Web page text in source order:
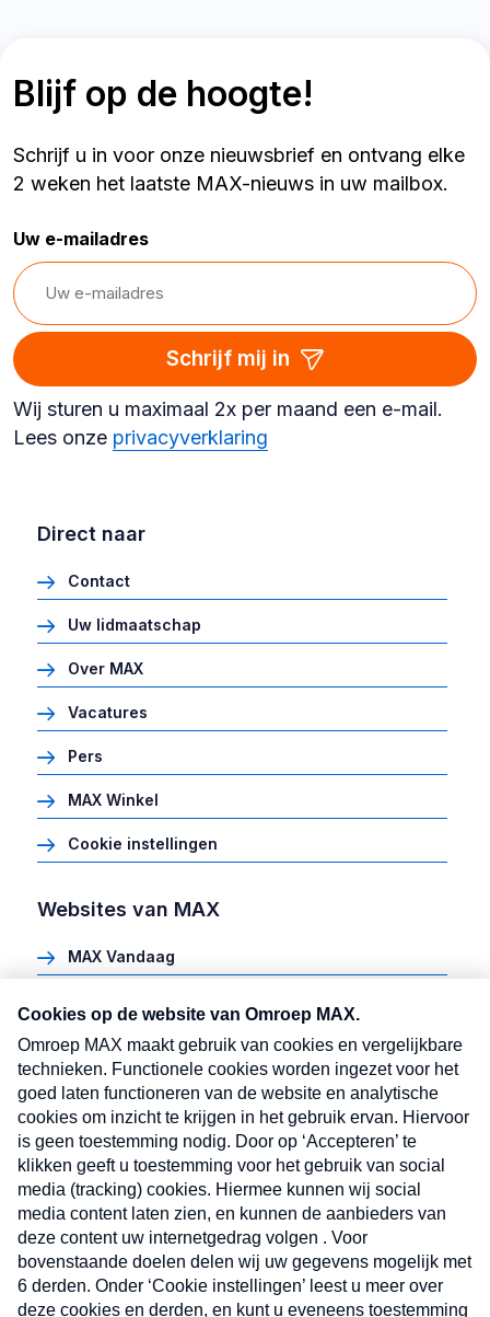
Blijf op de hoogte!
Schrijf u in voor onze nieuwsbrief en ontvang elke
2 weken het laatste MAX-nieuws in uw mailbox.
Uw e-mailadres
Schrijf mij in
Wij sturen u maximaal 2x per maand een e-mail.
Lees onze privacyverklaring
Direct naar
Contact
Uw lidmaatschap
Over MAX
Vacatures
Pers
MAX Winkel
Cookie instellingen
Websites van MAX
MAX Vandaag
Meldpunt Actueel
MAX vakantieman
MAX Meeting Point
MAX Maakt Mogelijk
Cookie instellingen
Volg ons
VolgVolgVolgVolg